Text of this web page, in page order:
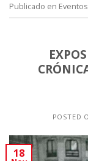
Publicado en
POSTED
18